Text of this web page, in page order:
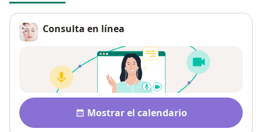
Consulta en línea
Pago después de la consulta
Disponibilidad
Mostrar el calendario